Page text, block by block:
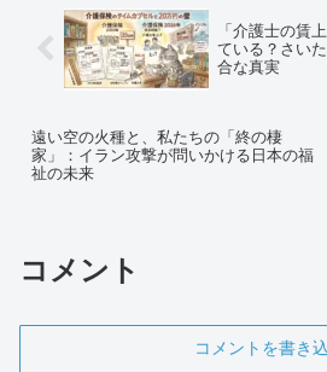
「介護士の賃
ている？さい
合な真実
遠い空の火種と、私たちの「終の棲
家」：イラン攻撃が問いかける日本の福
祉の未来
コメント
コメントを書き